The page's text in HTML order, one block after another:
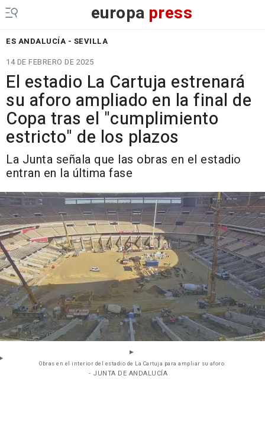
europa press
ES ANDALUCÍA - SEVILLA
14 DE FEBRERO DE 2025
El estadio La Cartuja estrenará
su aforo ampliado en la final de
Copa tras el "cumplimiento
estricto" de los plazos
La Junta señala que las obras en el estadio
entran en la última fase
Obras en el interior del estadio de La Cartuja para ampliar su aforo.
- JUNTA DE ANDALUCÍA